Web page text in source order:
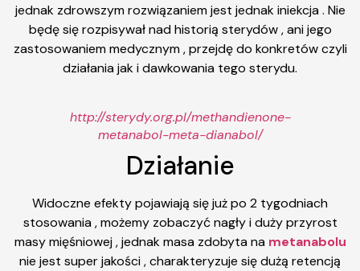
jednak zdrowszym rozwiązaniem jest jednak iniekcja . Nie
będę się rozpisywał nad historią sterydów , ani jego
zastosowaniem medycznym , przejdę do konkretów czyli
działania jak i dawkowania tego sterydu.
http://sterydy.org.pl/methandienone-
metanabol-meta-dianabol/
Działanie
Widoczne efekty pojawiają się już po 2 tygodniach
stosowania , możemy zobaczyć nagły i duży przyrost
masy mięśniowej , jednak masa zdobyta na metanabolu
nie jest super jakości , charakteryzuje się dużą retencją